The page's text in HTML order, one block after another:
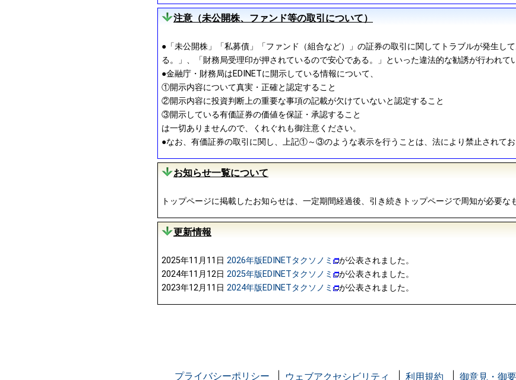
注意（未公開株、ファンド等の取引について）
●「未公開株」「私募債」「ファンド（組合など）」の証券の取引に関してトラブルが発生し
る。」、「財務局受理印が押されているので安心である。」といった違法的な勧誘が行われて
●金融庁・財務局はEDINETに開示している情報について、
①開示内容について真実・正確と認定すること
②開示内容に投資判断上の重要な事項の記載が欠けていないと認定すること
③開示している有価証券の価値を保証・承認すること
は一切ありませんので、くれぐれも御注意ください。
●なお、有価証券の取引に関し、上記①～③のような表示を行うことは、法により禁止されてお
お知らせ一覧について
トップページに掲載したお知らせは、一定期間経過後、引き続きトップページで周知が必要
更新情報
2025年11月11日 2026年版EDINETタクソノミ
が公表されました。
2024年11月12日 2025年版EDINETタクソノミ
が公表されました。
2023年12月11日 2024年版EDINETタクソノミ が公表されました。
プライバシーポリシー ウェブアクセシビリティ 利用規約 御意見・御